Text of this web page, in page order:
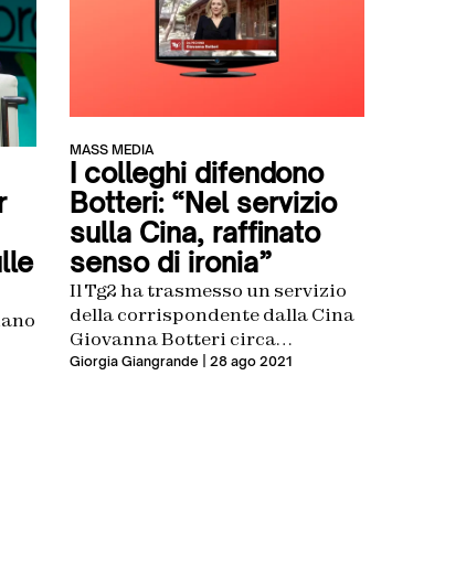
MASS MEDIA
I colleghi difendono
Botteri: “Nel servizio
sulla Cina, raffinato
senso di ironia”
Il Tg2 ha trasmesso un servizio
della corrispondente dalla Cina
Giovanna Botteri circa
l’introduzione nel paese dello
Giorgia Giangrande | 28 ago 2021